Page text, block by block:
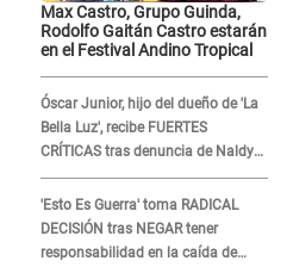
Max Castro, Grupo Guinda,
Rodolfo Gaitán Castro estarán
en el Festival Andino Tropical
Óscar Junior, hijo del dueño de 'La
Bella Luz', recibe FUERTES
CRÍTICAS tras denuncia de Naldy
Saldaña contra su tío: "Cómplice"
'Esto Es Guerra' toma RADICAL
DECISIÓN tras NEGAR tener
responsabilidad en la caída de